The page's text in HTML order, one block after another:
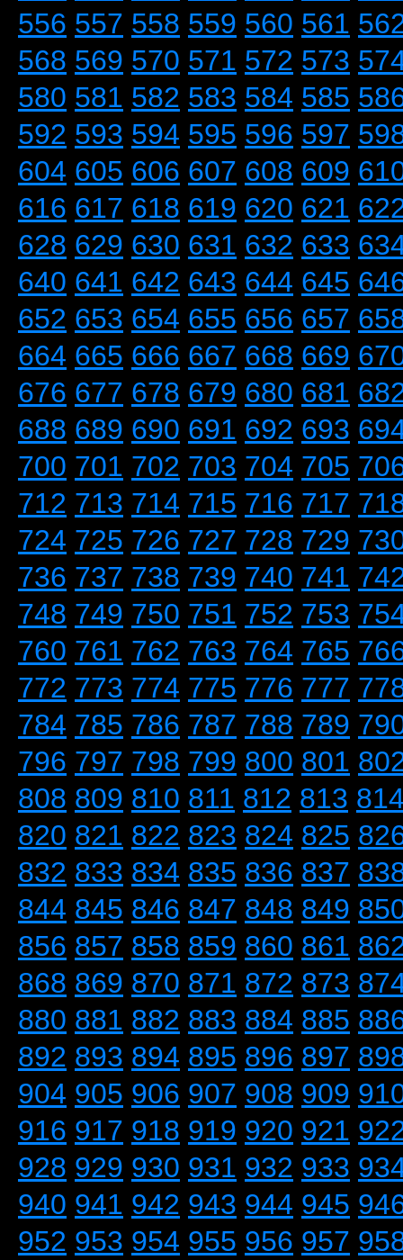
556 557 558 559 560 561
568 569 570 571 572 573
580 581 582 583 584 585
592 593 594 595 596 597
604 605 606 607 608 609
616 617 618 619 620 621
628 629 630 631 632 633
640 641 642 643 644 645
652 653 654 655 656 657
664 665 666 667 668 669
676 677 678 679 680 681
688 689 690 691 692 693
700 701 702 703 704 705
712 713 714 715 716 717
724 725 726 727 728 729
736 737 738 739 740 741
748 749 750 751 752 753
760 761 762 763 764 765
772 773 774 775 776 777
784 785 786 787 788 789
796 797 798 799 800 801
808 809 810 811 812 813
820 821 822 823 824 825
832 833 834 835 836 837
844 845 846 847 848 849
856 857 858 859 860 861
868 869 870 871 872 873
880 881 882 883 884 885
892 893 894 895 896 897
904 905 906 907 908 909
916 917 918 919 920 921
928 929 930 931 932 933
940 941 942 943 944 945
952 953 954 955 956 957